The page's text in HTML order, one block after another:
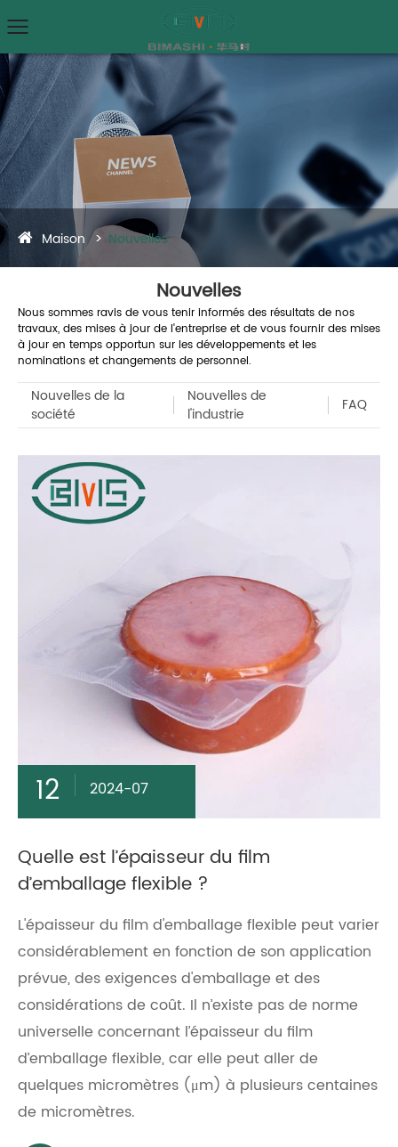
Maison Nouvelles
Nouvelles
Nous sommes ravis de vous tenir informés des résultats de nos
travaux, des mises à jour de l'entreprise et de vous fournir des mises
à jour en temps opportun sur les développements et les
nominations et changements de personnel.
Nouvelles de la
société
Nouvelles de
l'industrie
FAQ
12 2024-07
Quelle est l’épaisseur du film
d’emballage flexible ?
L'épaisseur du film d'emballage flexible peut varier
considérablement en fonction de son application
prévue, des exigences d'emballage et des
considérations de coût. Il n’existe pas de norme
universelle concernant l’épaisseur du film
d’emballage flexible, car elle peut aller de
quelques micromètres (μm) à plusieurs centaines
de micromètres.